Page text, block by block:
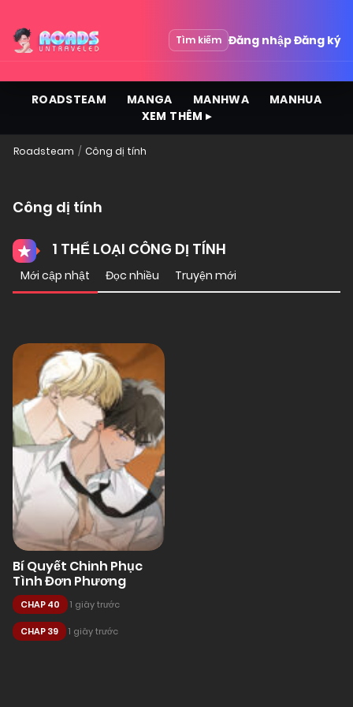
Tìm kiếm Đăng nhậpĐăng ký
ROADSTEAM MANGA MANHWA
MANHUA
XEM THÊM ▸
Roadsteam Công dị tính
Công dị tính
1 THỂ LOẠI CÔNG DỊ TÍNH
Mới cập nhật Đọc nhiều Truyện mới
Bí Quyết Chinh Phục
Tình Đơn Phương
CHAP 40 1 giây trước
CHAP 39 1 giây trước